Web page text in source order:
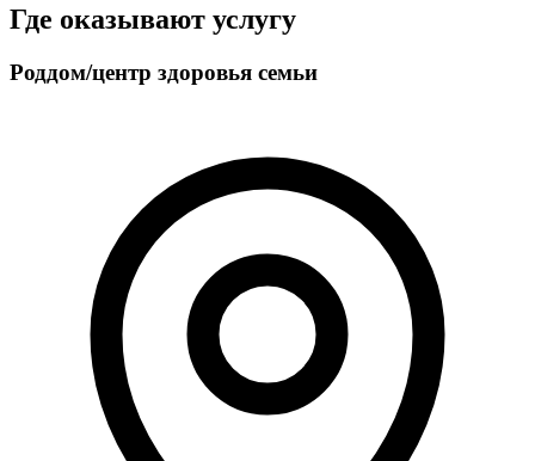
Где оказывают услугу
Роддом/центр здоровья семьи